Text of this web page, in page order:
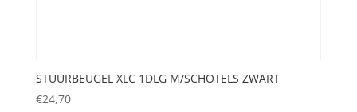
STUURBEUGEL XLC 1DLG M/SCHOTELS ZWART
€24,70